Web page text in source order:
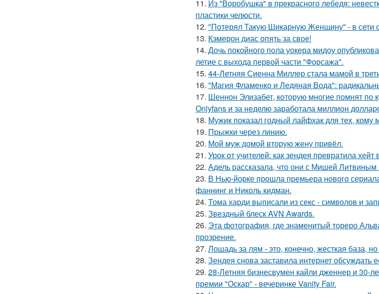
11. Из "Воробушка" в прекрасного лебедя:
пластики челюсти.
12. "Потерял Такую Шикарную Женщину" - в сети
13. Кэмерон диас опять за свое!
14. Дочь покойного пола уокера мидоу
летие с выхода первой части "Форсажа".
15. 44-Летняя Сиенна Миллер стала мамой в
16. "Магия Фламенко и Ледяная Вода":
17. Шеннон Элизабет, которую многие помнят по
Onlyfans и за неделю заработала миллион
18. Мужик показал годный лайфхак для тех,
19. Прыжки через линию.
20. Мой муж домой вторую жену привёл.
21. Урок от учителей: как зендея превратила
22. Адель рассказала, что они с Мишей Литвиным
23. В Нью-йорке прошла премьера нового
фаннинг и Николь кидман.
24. Тома харди выписали из секс - символов и
25. Звездный блеск AVN Awards.
26. Эта фотография, где знаменитый тореро
прозрение.
27. Лошадь за лям - это, конечно, жесткая база,
28. Зендея снова заставила интернет обсуждать
29. 28-Летняя бизнесвумен кайли дженнер и 30-
премии "Оскар" - вечеринке Vanity Fair.